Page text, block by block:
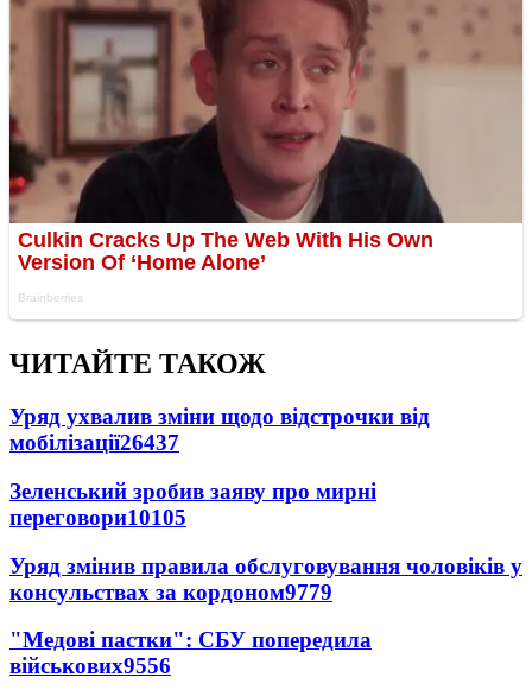
ЧИТАЙТЕ ТАКОЖ
Уряд ухвалив зміни щодо відстрочки від
мобілізації26437
Зеленський зробив заяву про мирні
переговори10105
Уряд змінив правила обслуговування чоловіків у
консульствах за кордоном9779
"Медові пастки": СБУ попередила
військових9556